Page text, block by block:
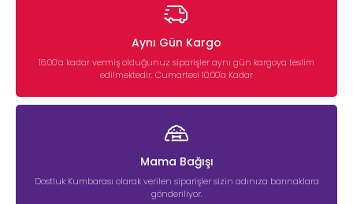
Aynı Gün Kargo
16:00’a kadar vermiş olduğunuz siparişler aynı gün kargoya teslim
edilmektedir. Cumartesi 10:00'a Kadar
Mama Bağışı
Dostluk Kumbarası olarak verilen siparişler sizin adınıza barınaklara
gönderiliyor.